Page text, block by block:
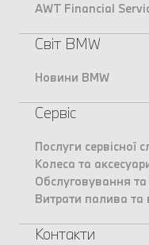
AWT Financial
Світ BMW
Новини BMW
Сервіс
Послуги сервісної
Колеса та
Обслуговування та
Витрати палива та
Контакти